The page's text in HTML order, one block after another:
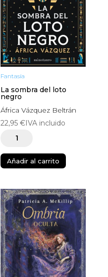
Fantasía
La sombra del loto
negro
África Vázquez Beltrán
22,95€IVA incluido
del
negro
cantidad
Añadir al carrito